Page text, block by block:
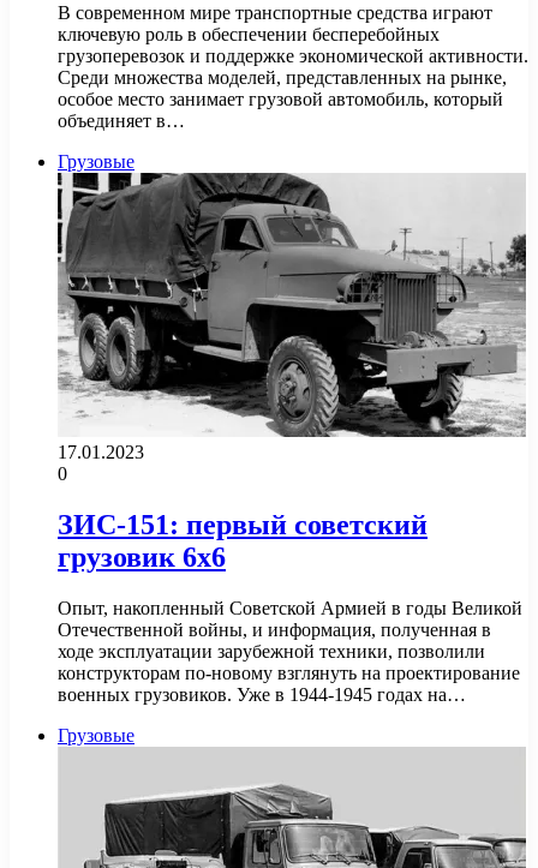
В современном мире транспортные средства играют
ключевую роль в обеспечении бесперебойных
грузоперевозок и поддержке экономической активности.
Среди множества моделей, представленных на рынке,
особое место занимает грузовой автомобиль, который
объединяет в…
Грузовые
17.01.2023
0
ЗИС-151: первый советский
грузовик 6х6
Опыт, накопленный Советской Армией в годы Великой
Отечественной войны, и информация, полученная в
ходе эксплуатации зарубежной техники, позволили
конструкторам по-новому взглянуть на проектирование
военных грузовиков. Уже в 1944-1945 годах на…
Грузовые